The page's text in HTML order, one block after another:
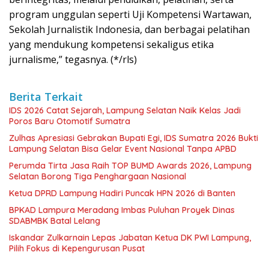
program unggulan seperti Uji Kompetensi Wartawan,
Sekolah Jurnalistik Indonesia, dan berbagai pelatihan
yang mendukung kompetensi sekaligus etika
jurnalisme,” tegasnya. (*/rls)
Berita Terkait
IDS 2026 Catat Sejarah, Lampung Selatan Naik Kelas Jadi
Poros Baru Otomotif Sumatra
Zulhas Apresiasi Gebrakan Bupati Egi, IDS Sumatra 2026 Bukti
Lampung Selatan Bisa Gelar Event Nasional Tanpa APBD
Perumda Tirta Jasa Raih TOP BUMD Awards 2026, Lampung
Selatan Borong Tiga Penghargaan Nasional
Ketua DPRD Lampung Hadiri Puncak HPN 2026 di Banten
BPKAD Lampura Meradang Imbas Puluhan Proyek Dinas
SDABMBK Batal Lelang
Iskandar Zulkarnain Lepas Jabatan Ketua DK PWI Lampung,
Pilih Fokus di Kepengurusan Pusat